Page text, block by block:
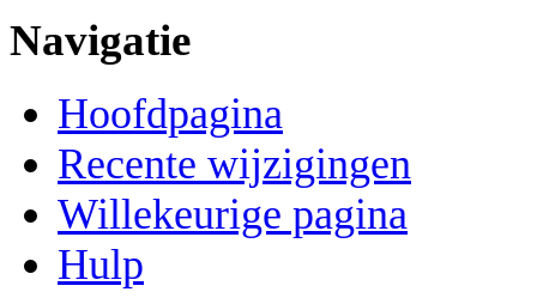
Navigatie
Hoofdpagina
Recente wijzigingen
Willekeurige pagina
Hulp